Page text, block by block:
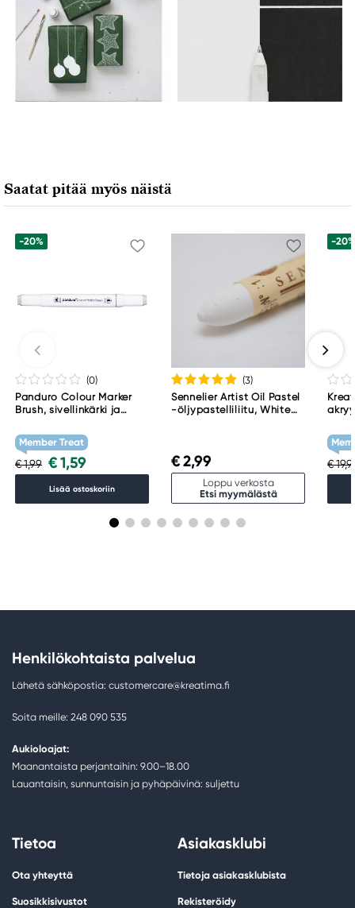
Saatat pitää myös näistä
-20%
(0)
Panduro Colour Marker
Brush, sivellinkärki ja
WG1
Member Treat
€ 1,99 € 1,59
Lisää ostoskoriin
(3)
Sennelier Artist Oil Pastel
-öljypastelliliitu, White
€ 2,99
Loppu verkosta
Etsi myymälästä
-
€
Henkilökohtaista palvelua
Lähetä sähköpostia: customercare@kreatima.fi
Soita meille: 248 090 535
Aukioloajat:
Maanantaista perjantaihin: 9.00–18.00
Lauantaisin, sunnuntaisin ja pyhäpäivinä: suljettu
Tietoa
Ota yhteyttä
Suosikkisivustot
Asiakasklubi
Tietoja asiakasklubista
Rekisteröidy